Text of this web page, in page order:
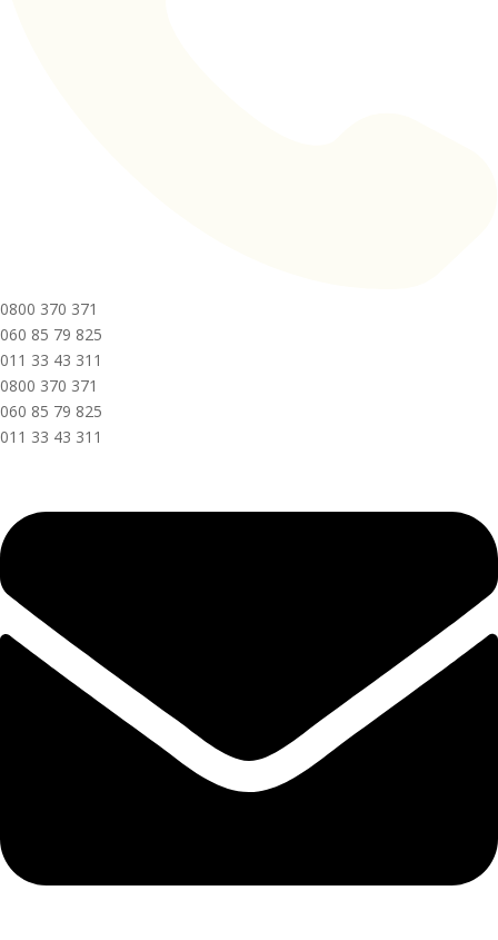
0800 370 371
060 85 79 825
011 33 43 311
0800 370 371
060 85 79 825
011 33 43 311